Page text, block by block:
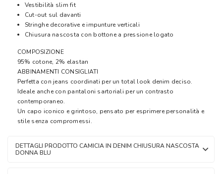
Vestibilità slim fit
Cut-out sul davanti
Stringhe decorative e impunture verticali
Chiusura nascosta con bottone a pressione logato
COMPOSIZIONE
95% cotone, 2% elastan
ABBINAMENTI CONSIGLIATI
Perfetta con jeans coordinati per un total look denim deciso.
Ideale anche con pantaloni sartoriali per un contrasto
contemporaneo.
Un capo iconico e grintoso, pensato per esprimere personalità e
stile senza compromessi.
DETTAGLI PRODOTTO CAMICIA IN DENIM CHIUSURA NASCOSTA
DONNA BLU